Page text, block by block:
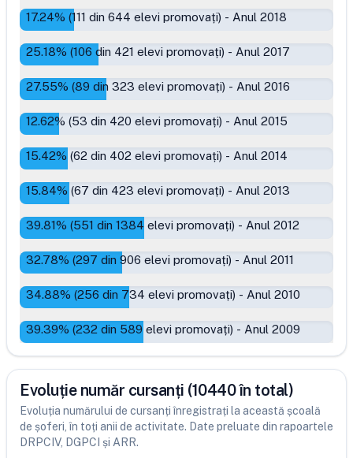
17.24% (111 din 644 elevi promovați) - Anul 2018
25.18% (106 din 421 elevi promovați) - Anul 2017
27.55% (89 din 323 elevi promovați) - Anul 2016
12.62% (53 din 420 elevi promovați) - Anul 2015
15.42% (62 din 402 elevi promovați) - Anul 2014
15.84% (67 din 423 elevi promovați) - Anul 2013
39.81% (551 din 1384 elevi promovați) - Anul 2012
32.78% (297 din 906 elevi promovați) - Anul 2011
34.88% (256 din 734 elevi promovați) - Anul 2010
39.39% (232 din 589 elevi promovați) - Anul 2009
Evoluție număr cursanți (10440 în total)
Evoluția numărului de cursanți înregistrați la această școală
de șoferi, în toți anii de activitate. Date preluate din rapoartele
DRPCIV, DGPCI și ARR.